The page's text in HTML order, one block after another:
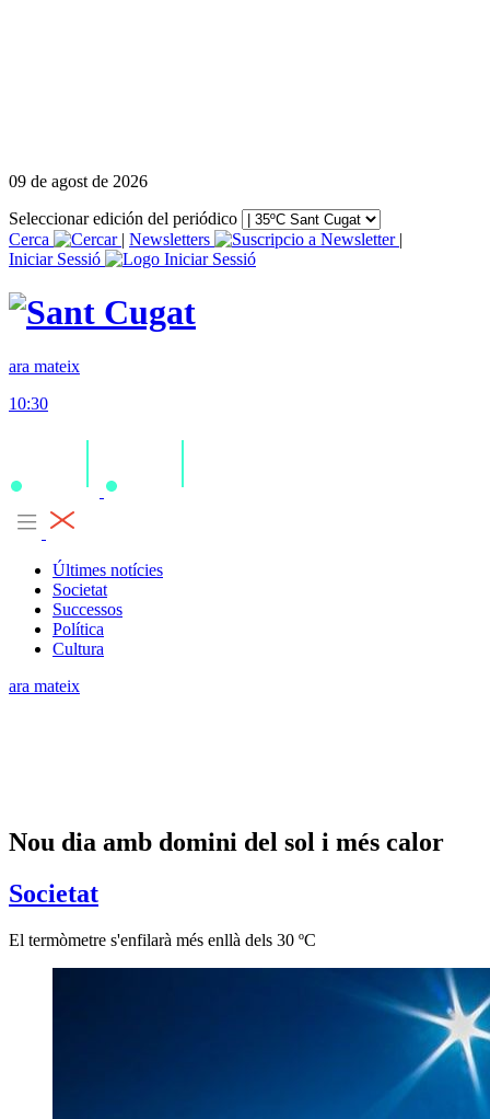
09 de agost de 2026
Seleccionar edición del periódico
Cerca
| Newsletters
|
Iniciar Sessió
ara mateix
10:30
Últimes notícies
Societat
Successos
Política
Cultura
ara mateix
Nou dia amb domini del sol i més calor
Societat
El termòmetre s'enfilarà més enllà dels 30 ºC